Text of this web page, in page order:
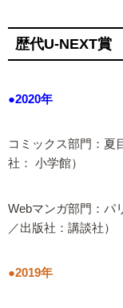
歴代U-NEXT賞
●2020年
コミックス部門：夏
社： 小学館）
Webマンガ部門：パ
／出版社：講談社）
●2019年